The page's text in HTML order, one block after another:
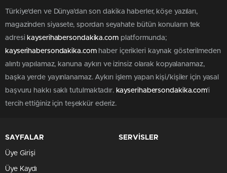
Türkiye'den ve Dünya’dan son dakika haberler, köşe yazıları,
magazinden siyasete, spordan seyahate bütün konuların tek
adresi kayserihabersondakika.complatformunda;
kayserihabersondakika.comhaber içerikleri kaynak gösterilmeden
alıntı yapılamaz, kanuna aykırı ve izinsiz olarak kopyalanamaz,
başka yerde yayınlanamaz. Aykırı işlem yapan kişi/kişiler için yasal
başvuru hakkı saklı tutulmaktadır. kayserihabersondakika.com'i
tercih ettiğiniz için teşekkür ederiz.
SAYFALAR
Üye Girişi
Üye Kaydı
SERVİSLER